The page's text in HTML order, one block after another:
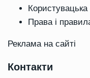
Користувацька
Права і
Реклама на сайті
Контакти